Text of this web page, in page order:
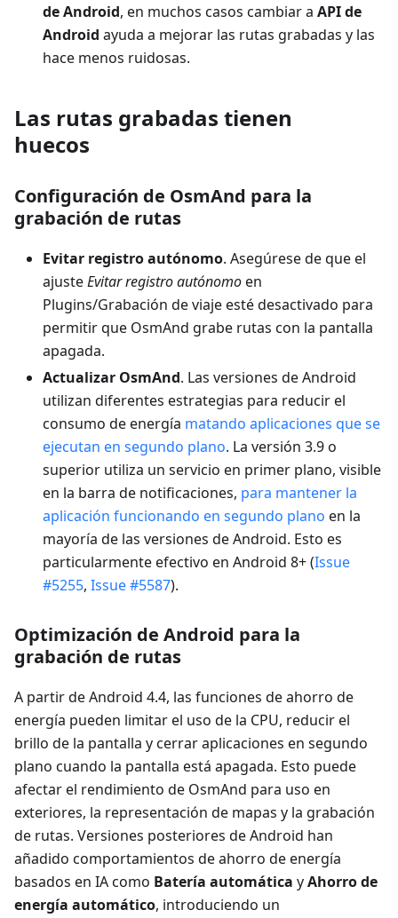
de Android, en muchos casos cambiar a API de
Android ayuda a mejorar las rutas grabadas y las
hace menos ruidosas.
Las rutas grabadas tienen
huecos
Configuración de OsmAnd para la
grabación de rutas
Evitar registro autónomo. Asegúrese de que el
ajusteEvitar registro autónomoen
Plugins/Grabación de viaje esté desactivado para
permitir que OsmAnd grabe rutas con la pantalla
apagada.
Actualizar OsmAnd. Las versiones de Android
utilizan diferentes estrategias para reducir el
consumo de energía matando aplicaciones que se
ejecutan en segundo plano. La versión 3.9 o
superior utiliza un servicio en primer plano, visible
en la barra de notificaciones, para mantener la
aplicación funcionando en segundo plano en la
mayoría de las versiones de Android. Esto es
particularmente efectivo en Android 8+ (Issue
#5255, Issue #5587).
Optimización de Android para la
grabación de rutas
A partir de Android 4.4, las funciones de ahorro de
energía pueden limitar el uso de la CPU, reducir el
brillo de la pantalla y cerrar aplicaciones en segundo
plano cuando la pantalla está apagada. Esto puede
afectar el rendimiento de OsmAnd para uso en
exteriores, la representación de mapas y la grabación
de rutas. Versiones posteriores de Android han
añadido comportamientos de ahorro de energía
basados en IA como Batería automática yAhorro de
energía automático, introduciendo un